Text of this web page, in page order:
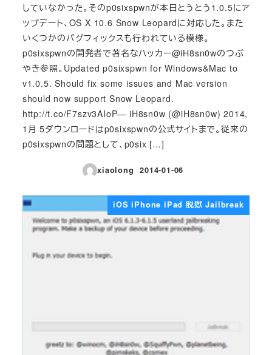
していなかった。そのp0sixspwnが本日とうとう1.0.5にア
ップデート、OS X 10.6 Snow Leopardに対応した。また
いくつかのバグフィックスも行われている模様。
p0sixspwnの開発者で著名なハッカー@iH8sn0wのつぶ
やき参照。Updated p0sixspwn for Windows&Mac to
v1.0.5. Should fix some issues and Mac version
should now support Snow Leopard.
http://t.co/F7szv3AIoP— iH8sn0w (@iH8sn0w) 2014,
1月 5ダウンロードはp0sixspwnの公式サイトまで。従来の
p0sixspwnの問題として、p0six […]
xiaolong
投稿日
2014-01-06
iOS iPhone iPad 脱獄 Jailbreak